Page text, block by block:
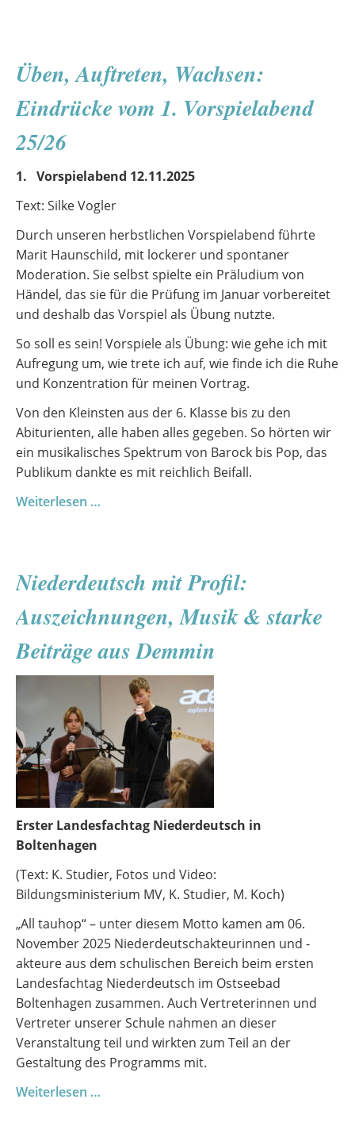
Üben, Auftreten, Wachsen:
Eindrücke vom 1. Vorspielabend
25/26
1. Vorspielabend 12.11.2025
Text: Silke Vogler
Durch unseren herbstlichen Vorspielabend führte
Marit Haunschild, mit lockerer und spontaner
Moderation. Sie selbst spielte ein Präludium von
Händel, das sie für die Prüfung im Januar vorbereitet
und deshalb das Vorspiel als Übung nutzte.
So soll es sein! Vorspiele als Übung: wie gehe ich mit
Aufregung um, wie trete ich auf, wie finde ich die Ruhe
und Konzentration für meinen Vortrag.
Von den Kleinsten aus der 6. Klasse bis zu den
Abiturienten, alle haben alles gegeben. So hörten wir
ein musikalisches Spektrum von Barock bis Pop, das
Publikum dankte es mit reichlich Beifall.
Weiterlesen …
vom
Vorspielabend
Niederdeutsch mit Profil:
Auszeichnungen, Musik & starke
Beiträge aus Demmin
Erster Landesfachtag Niederdeutsch in
Boltenhagen
(Text: K. Studier, Fotos und Video:
Bildungsministerium MV, K. Studier, M. Koch)
„All tauhop“ – unter diesem Motto kamen am 06.
November 2025 Niederdeutschakteurinnen und -
akteure aus dem schulischen Bereich beim ersten
Landesfachtag Niederdeutsch im Ostseebad
Boltenhagen zusammen. Auch Vertreterinnen und
Vertreter unserer Schule nahmen an dieser
Veranstaltung teil und wirkten zum Teil an der
Gestaltung des Programms mit.
Weiterlesen …